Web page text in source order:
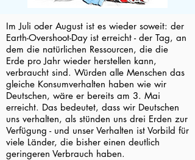
Im Juli oder August ist es wieder soweit: der
Earth-Overshoot-Day ist erreicht - der Tag, an
dem die natürlichen Ressourcen, die die
Erde pro Jahr wieder herstellen kann,
verbraucht sind. Würden alle Menschen das
gleiche Konsumverhalten haben wie wir
Deutschen, wäre er bereits am 3. Mai
erreicht. Das bedeutet, dass wir Deutschen
uns verhalten, als stünden uns drei Erden zur
Verfügung - und unser Verhalten ist Vorbild für
viele Länder, die bisher einen deutlich
geringeren Verbrauch haben.